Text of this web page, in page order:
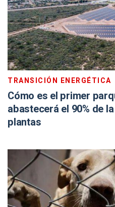
TRANSICIÓN ENERGÉTICA
Cómo es el primer
abastecerá el 90% de
plantas